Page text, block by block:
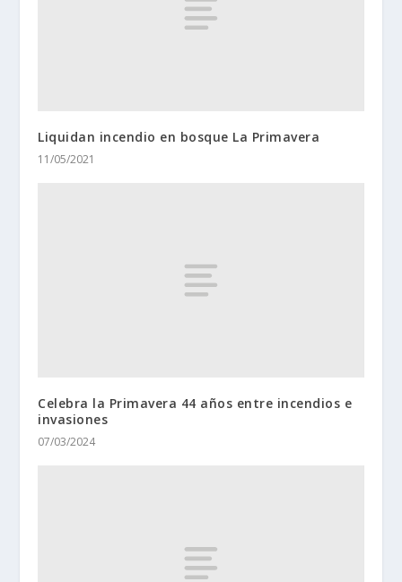
Liquidan incendio en bosque La Primavera
11/05/2021
Celebra la Primavera 44 años entre incendios e
invasiones
07/03/2024